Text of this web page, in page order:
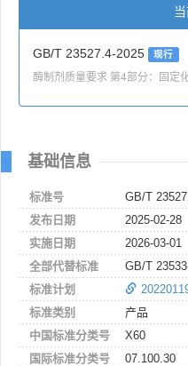
GB/T 23527.4-2025 现行
酶制剂质量要求 第4部分：固定
基础信息
标准号
GB/T
发布日期
2025-02-28
实施日期
2026-03-01
全部代替标准
GB/T
标准计划
标准类别
产品
中国标准分类号
X60
国际标准分类号
07.100.30